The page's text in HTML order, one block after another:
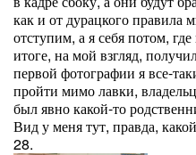
как и от дурацкого правила
отступим, а я себя потом,
итоге, на мой взгляд,
первой фотографии я все-
пройти мимо лавки,
был явно какой-то
Вид у меня тут, правда,
28.